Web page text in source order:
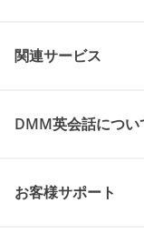
関連サービス
DMM英会話につい
お客様サポート